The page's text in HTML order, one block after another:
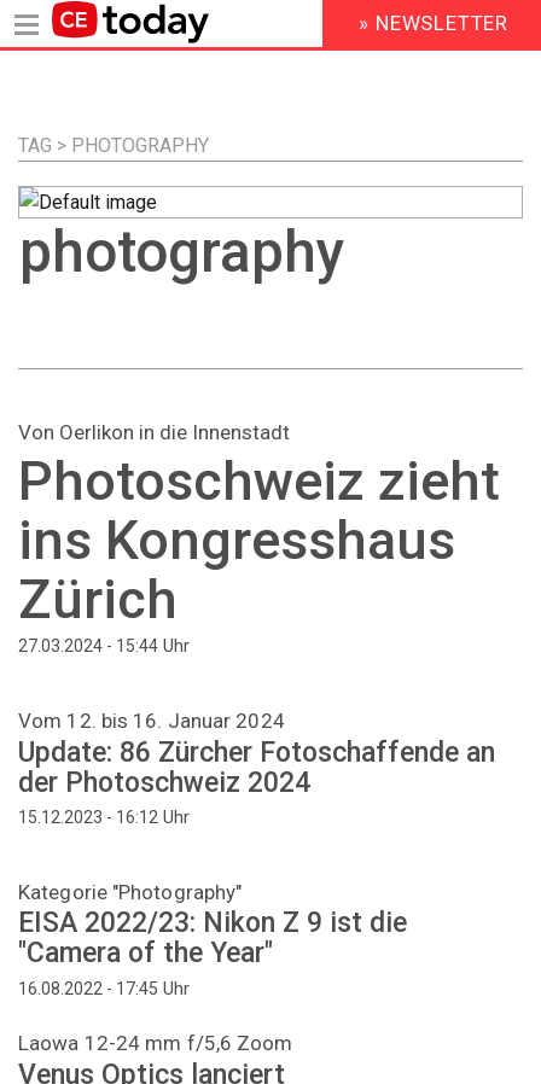
Inhalt
HEADER
MENU
» NEWSLETTER
TAG > PHOTOGRAPHY
photography
Von Oerlikon in die Innenstadt
Photoschweiz zieht
ins Kongresshaus
Zürich
27.03.2024 - 15:44 Uhr
Vom 12. bis 16. Januar 2024
Update: 86 Zürcher Fotoschaffende an
der Photoschweiz 2024
15.12.2023 - 16:12 Uhr
Kategorie "Photography"
EISA 2022/23: Nikon Z 9 ist die
"Camera of the Year"
16.08.2022 - 17:45 Uhr
Laowa 12-24 mm f/5,6 Zoom
Venus Optics lanciert